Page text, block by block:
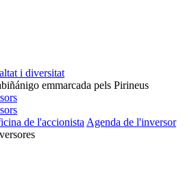
i diversitat
de l'accionistaAgenda de l'inversor